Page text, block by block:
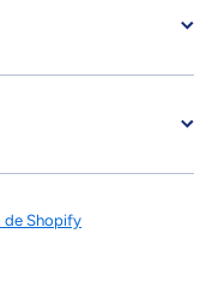
de Shopify